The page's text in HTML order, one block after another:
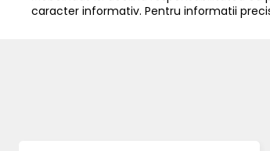
caracter informativ. Pentru informatii